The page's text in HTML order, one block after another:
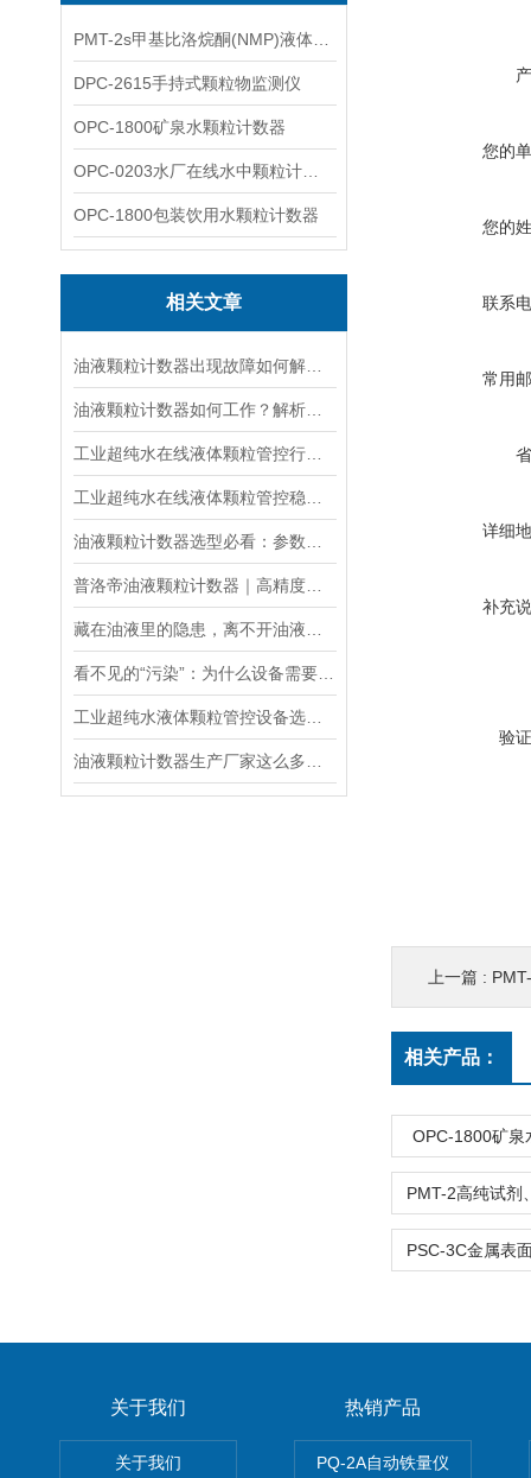
DPC-2615手持式颗粒物监测仪
OPC-1800矿泉水颗粒计数器
OPC-1800包装饮用水颗粒计数器
相关文章
您的
您的
联系
常用
详细
补充
验
上一篇 :
相关产品：
OPC-1800矿泉
关于我们
关于我们
热销产品
PQ-2A自动铁量仪